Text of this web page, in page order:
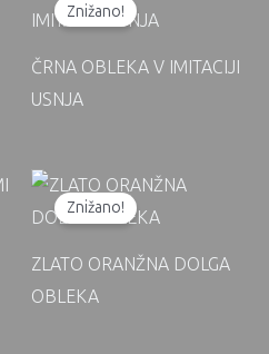
Znižano!
ČRNA OBLEKA V IMITACIJI
USNJA
Znižano!
ZLATO ORANŽNA DOLGA
OBLEKA